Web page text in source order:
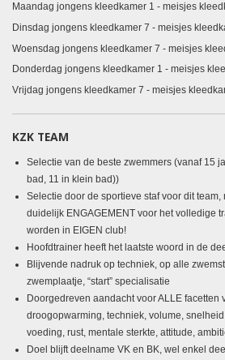
Maandag jongens kleedkamer 1 - meisjes
Dinsdag jongens kleedkamer 7 - meisjes
Woensdag jongens kleedkamer 7 - meisjes
Donderdag jongens kleedkamer 1 - meisjes
Vrijdag jongens kleedkamer 7 - meisjes
KZK TEAM
Selectie van de beste zwemmers (vanaf 15
bad, 11 in klein bad))
Selectie door de sportieve staf voor dit team,
duidelijk ENGAGEMENT voor het volledige
worden in EIGEN club!
Hoofdtrainer heeft het laatste woord in de
Blijvende nadruk op techniek, op alle
zwemplaatje, “start” specialisatie
Doorgedreven aandacht voor ALLE facetten
droogopwarming, techniek, volume,
voeding, rust, mentale sterkte, attitude,
Doel blijft deelname VK en BK, wel enkel